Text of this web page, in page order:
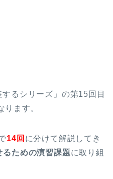
るシリーズ」の第15回目
ります。
14回 に分けて解説してき
ための演習課題に取り組